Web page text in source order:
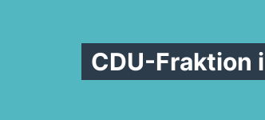
CDU-Fraktion